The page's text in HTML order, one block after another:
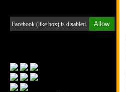
Facebook (like box) is disabled. Allow